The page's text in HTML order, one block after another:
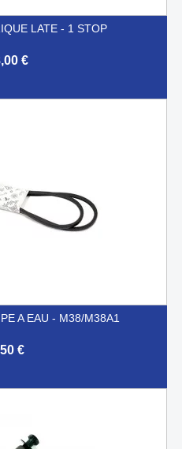
LATE - 1 STOP
€
A EAU - M38/M38A1
€